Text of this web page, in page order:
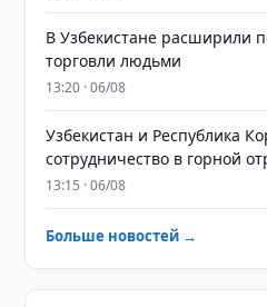
В Узбекистане расширили
торговли людьми
13:20 · 06/08
Узбекистан и Республика
сотрудничество в горной
13:15 · 06/08
Больше новостей →